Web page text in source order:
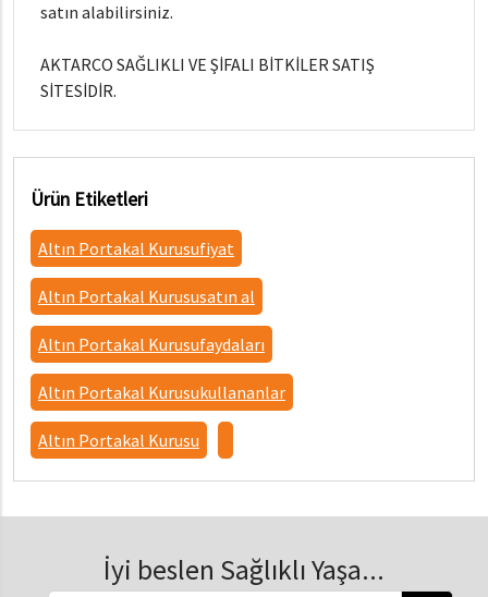
satın alabilirsiniz.
AKTARCO SAĞLIKLI VE ŞİFALI BİTKİLER SATIŞ
SİTESİDİR.
Ürün Etiketleri
Altın Portakal Kurusufiyat
Altın Portakal Kurususatın al
Altın Portakal Kurusufaydaları
Altın Portakal Kurusukullananlar
Altın Portakal Kurusu
İyi beslen Sağlıklı Yaşa...